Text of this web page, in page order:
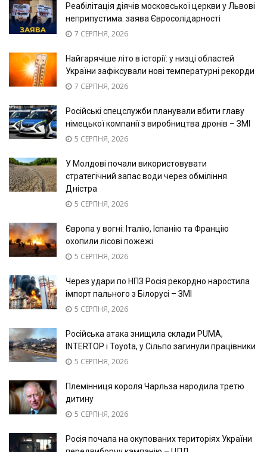
Реабілітація діячів московської церкви у Львові
неприпустима: заява Євросолідарності
7 СЕРПНЯ, 2026
Найгарячіше літо в історії: у низці областей
України зафіксували нові температурні рекорди
7 СЕРПНЯ, 2026
Російські спецслужби планували вбити главу
німецької компанії з виробництва дронів – ЗМІ
5 СЕРПНЯ, 2026
У Молдові почали використовувати
стратегічний запас води через обміління
Дністра
5 СЕРПНЯ, 2026
Європа у вогні: Італію, Іспанію та Францію
охопили лісові пожежі
5 СЕРПНЯ, 2026
Через удари по НПЗ Росія рекордно наростила
імпорт пального з Білорусі – ЗМІ
5 СЕРПНЯ, 2026
Російська атака знищила склади PUMA,
INTERTOP і Toyota, у Сільпо загинули працівники
5 СЕРПНЯ, 2026
Племінниця короля Чарльза народила третю
дитину
5 СЕРПНЯ, 2026
Росія почала на окупованих територіях України